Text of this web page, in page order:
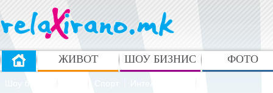
ЖИВОТ ШОУ БИЗНИС ФОТО